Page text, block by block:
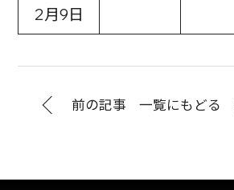
2月9日
前の記事 一覧にもどる